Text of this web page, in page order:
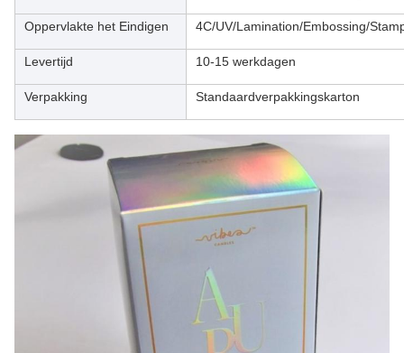
Oppervlakte het Eindigen 4C/UV/Lamination/Embossing/
Levertijd 10-15 werkdagen
Verpakking Standaardverpakkingskarton